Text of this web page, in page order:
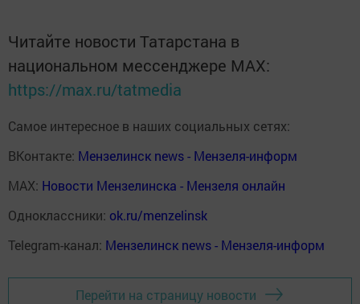
Читайте новости Татарстана в
национальном мессенджере MАХ:
https://max.ru/tatmedia
Самое интересное в наших социальных сетях:
ВКонтакте: Мензелинск news - Мензеля-информ
MAX: Новости Мензелинска - Мензеля онлайн
Одноклассники: ok.ru/menzelinsk
Telegram-канал: Мензелинск news - Мензеля-информ
Перейти на страницу новости